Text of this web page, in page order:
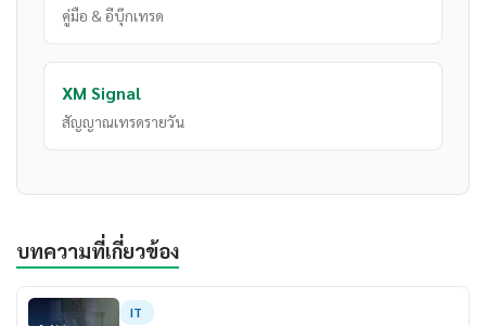
คู่มือ & อีบุ๊กเทรด
XM Signal
สัญญาณเทรดรายวัน
บทความที่เกี่ยวข้อง
IT